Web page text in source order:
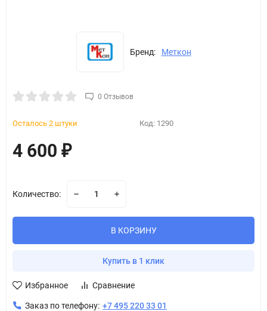
Бренд: Меткон
0 Отзывов
Осталось 2 штуки Код: 1290
4 600 ₽
Количество:
В КОРЗИНУ
Купить в 1 клик
Избранное Сравнение
Заказ по телефону: +7 495 220 33 01